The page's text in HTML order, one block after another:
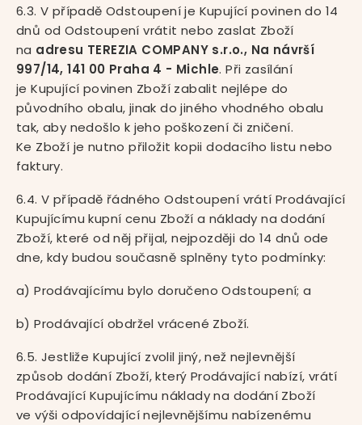
6.3. V případě Odstoupení je Kupující povinen do 14
dnů od Odstoupení vrátit nebo zaslat Zboží
na adresu TEREZIA COMPANY s.r.o., Na návrší
997/14, 141 00 Praha 4 - Michle. Při zasílání
je Kupující povinen Zboží zabalit nejlépe do
původního obalu, jinak do jiného vhodného obalu
tak, aby nedošlo k jeho poškození či zničení.
Ke Zboží je nutno přiložit kopii dodacího listu nebo
faktury.
6.4. V případě řádného Odstoupení vrátí Prodávající
Kupujícímu kupní cenu Zboží a náklady na dodání
Zboží, které od něj přijal, nejpozději do 14 dnů ode
dne, kdy budou současně splněny tyto podmínky:
a) Prodávajícímu bylo doručeno Odstoupení; a
b) Prodávající obdržel vrácené Zboží.
6.5. Jestliže Kupující zvolil jiný, než nejlevnější
způsob dodání Zboží, který Prodávající nabízí, vrátí
Prodávající Kupujícímu náklady na dodání Zboží
ve výši odpovídající nejlevnějšímu nabízenému